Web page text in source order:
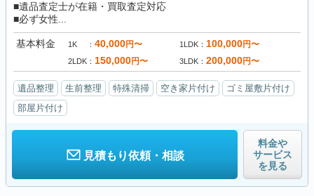
■遺品査定士が在籍・買取査定対応
■必ず女性...
基本料金 1K 40,000円〜 1LDK 100,000円〜
2LDK 150,000円〜 3LDK 200,000円〜
遺品整理 生前整理 特殊清掃 空き家片付け
ゴミ屋敷片付け
部屋片付け
見積もり依頼・相談
料金や
サービス
を見る